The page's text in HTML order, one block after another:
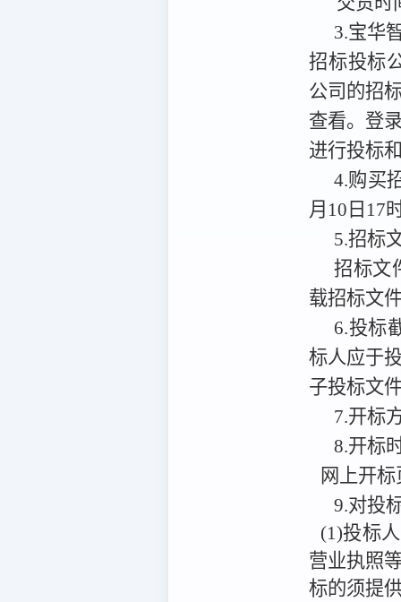
3.宝华
招标投标
公司的招
查看。 登
进行投标
4.购买
月10日17
5.招标
招标文
载招标文
6.投标
标人应于
子投标文
7.开标
8.开标
网上开
9.对投
(1)投标
营业执照
标的须提